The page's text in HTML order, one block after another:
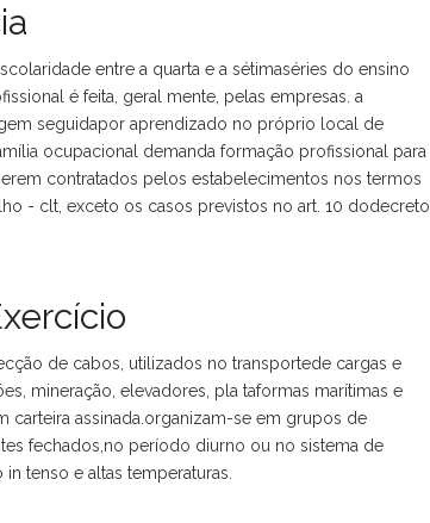
entre a quarta e a sétimaséries do ensino
é feita, geral mente, pelas empresas. a
seguidapor aprendizado no próprio local de
ocupacional demanda formação profissional para
contratados pelos estabelecimentos nos termos
- clt, exceto os casos previstos no art. 10 dodecreto
de cabos, utilizados no transportede cargas e
mineração, elevadores, pla taformas marítimas e
assinada.organizam-se em grupos de
fechados,no período diurno ou no sistema de
tenso e altas temperaturas.